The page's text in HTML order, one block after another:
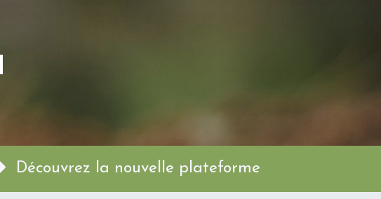
Découvrez la nouvelle plateforme